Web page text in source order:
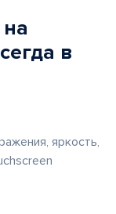
на
в
яркость,